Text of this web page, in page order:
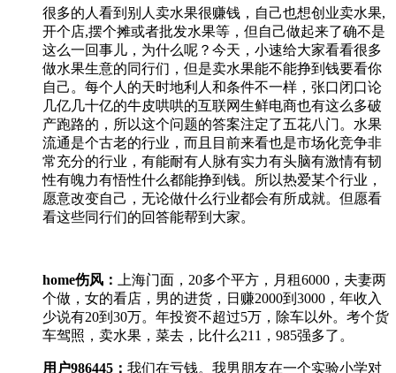
很多的人看到别人卖水果很赚钱，自己也想创业卖水果,
开个店,摆个摊或者批发水果等，但自己做起来了确不是
这么一回事儿，为什么呢？今天，小速给大家看看很多
做水果生意的同行们，但是卖水果能不能挣到钱要看你
自己。每个人的天时地利人和条件不一样，张口闭口论
几亿几十亿的牛皮哄哄的互联网生鲜电商也有这么多破
产跑路的，所以这个问题的答案注定了五花八门。水果
流通是个古老的行业，而且目前来看也是市场化竞争非
常充分的行业，有能耐有人脉有实力有头脑有激情有韧
性有魄力有悟性什么都能挣到钱。所以热爱某个行业，
愿意改变自己，无论做什么行业都会有所成就。但愿看
看这些同行们的回答能帮到大家。
home伤风 ：
上海门面，20多个平方，月租6000，夫妻两
个做，女的看店，男的进货，日赚2000到3000，年收入
少说有20到30万。年投资不超过5万，除车以外。考个货
车驾照，卖水果，菜去，比什么211，985强多了。
用户986445 ： 我们在亏钱。我男朋友在一个实验小学对